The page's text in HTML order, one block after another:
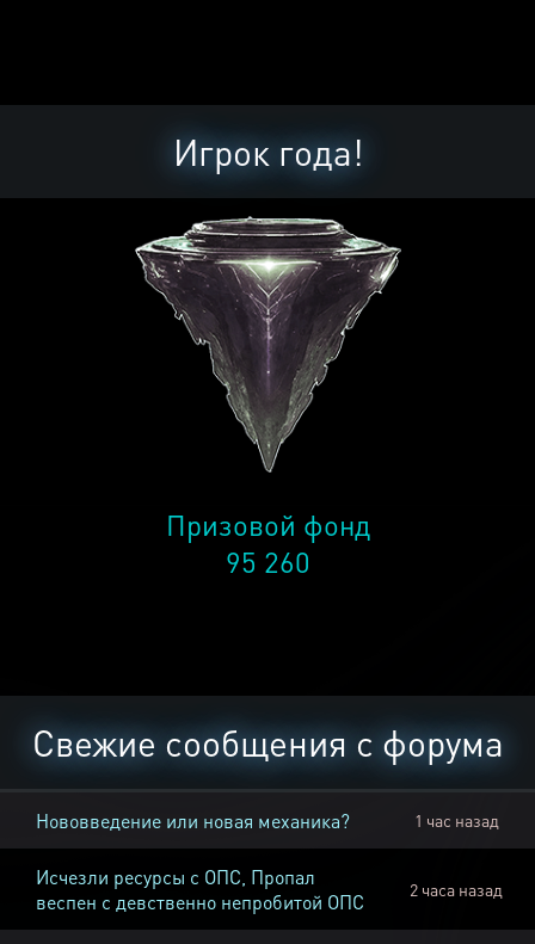
Игрок года!
Призовой фонд
95 260
Свежие сообщения с форума
Нововведение или новая механика? 1 час назад
Исчезли ресурсы с ОПС, Пропал
веспен с девственно непробитой ОПС
2 часа назад